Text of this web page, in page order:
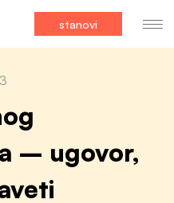
stanovi
– ugovor,